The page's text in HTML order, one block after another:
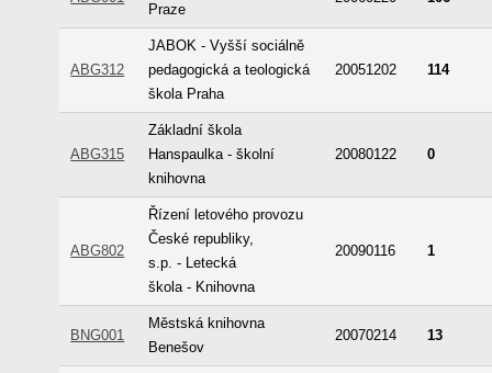
Praze
ABG312
JABOK - Vyšší sociálně
pedagogická a teologická
škola Praha
20051202 114
ABG315
Základní škola
Hanspaulka - školní
knihovna
20080122 0
ABG802
Řízení letového provozu
České republiky,
s.p. - Letecká
škola - Knihovna
20090116 1
BNG001
Městská knihovna
Benešov
20070214 13